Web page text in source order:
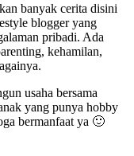
banyak cerita disini
blogger yang
pribadi. Ada
kehamilan,
usaha bersama
yang punya hobby
bermanfaat ya 🙂